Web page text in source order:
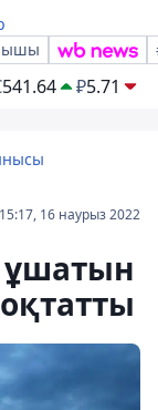
541.64 ₽5.71
15:17, 16 наурыз 2022
ұшатын